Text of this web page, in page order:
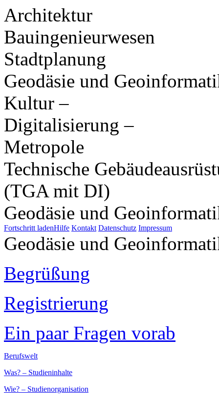
Architektur
Bauingenieurwesen
Stadtplanung
Geodäsie und
Kultur –
Digitalisierung –
Metropole
Technische
(TGA mit DI)
Geodäsie und
Fortschritt ladenHilfe Kontakt Datenschutz Impressum
Geodäsie und
Begrüßung
Registrierung
Ein paar Fragen vorab
Berufswelt
Was? – Studieninhalte
Wie? – Studienorganisation